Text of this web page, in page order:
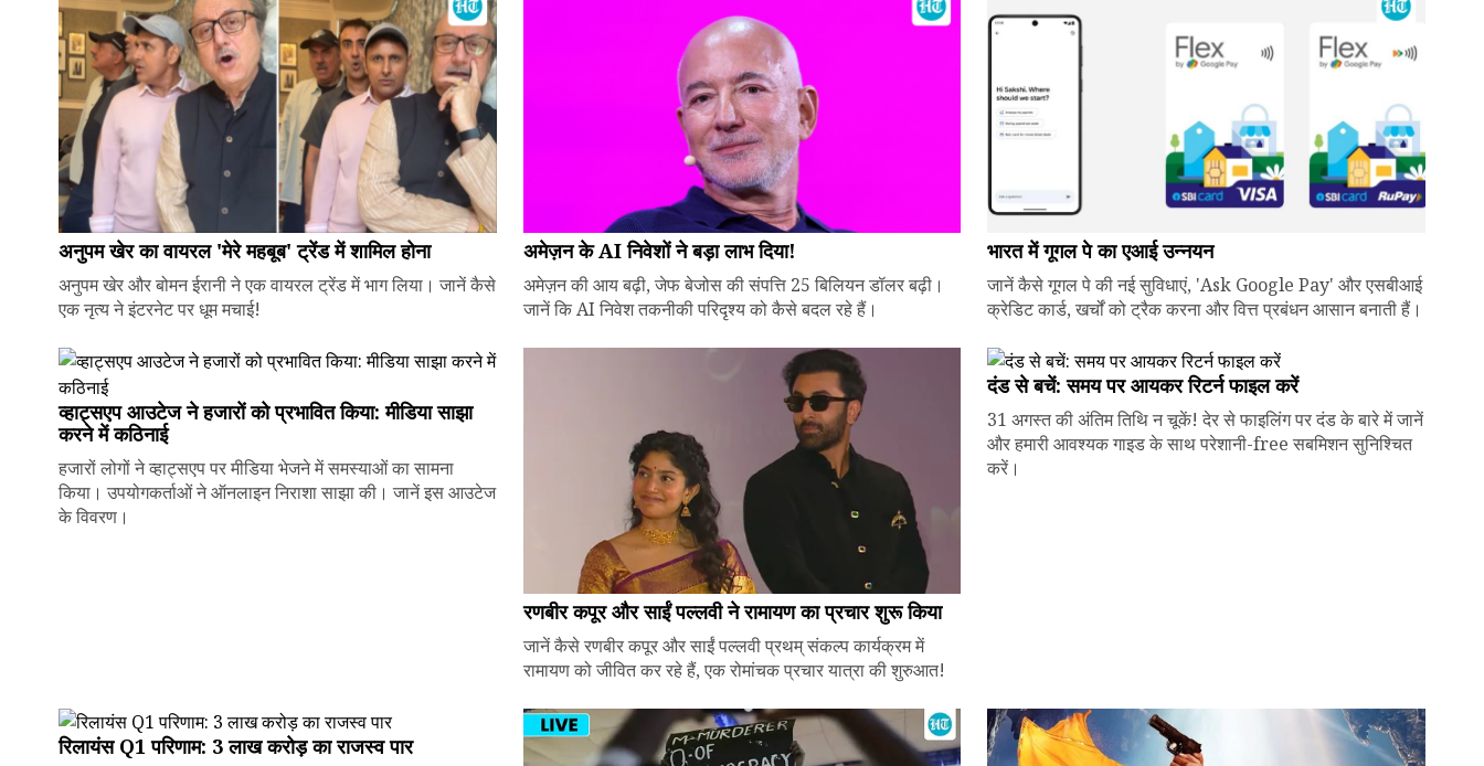
अनुपम खेर का वायरल 'मेरे महबूब' ट्रेंड में शामिल होना
अनुपम खेर और बोमन ईरानी ने एक वायरल ट्रेंड में भाग लिया। जानें कैसे
एक नृत्य ने इंटरनेट पर धूम मचाई!
अमेज़न के AI निवेशों ने बड़ा लाभ दिया!
अमेज़न की आय बढ़ी, जेफ बेजोस की संपत्ति 25 बिलियन डॉलर बढ़ी।
जानें कि AI निवेश तकनीकी परिदृश्य को कैसे बदल रहे हैं।
भारत में गूगल पे का एआई उन्नयन
जानें कैसे गूगल पे की नई सुविधाएं, 'Ask Google Pay' और एसबीआई
क्रेडिट कार्ड, खर्चों को ट्रैक करना और वित्त प्रबंधन आसान बनाती हैं।
व्हाट्सएप आउटेज ने हजारों को प्रभावित किया: मीडिया साझा
करने में कठिनाई
हजारों लोगों ने व्हाट्सएप पर मीडिया भेजने में समस्याओं का सामना
किया। उपयोगकर्ताओं ने ऑनलाइन निराशा साझा की। जानें इस आउटेज
के विवरण।
रणबीर कपूर और साईं पल्लवी ने रामायण का प्रचार शुरू किया
जानें कैसे रणबीर कपूर और साईं पल्लवी प्रथम् संकल्प कार्यक्रम में
रामायण को जीवित कर रहे हैं, एक रोमांचक प्रचार यात्रा की शुरुआत!
दंड से बचें: समय पर आयकर रिटर्न फाइल करें
31 अगस्त की अंतिम तिथि न चूकें! देर से फाइलिंग पर दंड के बारे में जानें
और हमारी आवश्यक गाइड के साथ परेशानी-free सबमिशन सुनिश्चित
करें।
रिलायंस Q1 परिणाम: ₹3 लाख करोड़ का राजस्व पार